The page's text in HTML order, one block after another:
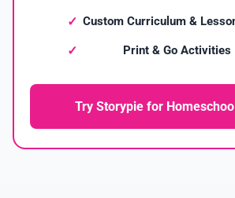
Custom Curriculum &
Print & Go Activities
Try Storypie for